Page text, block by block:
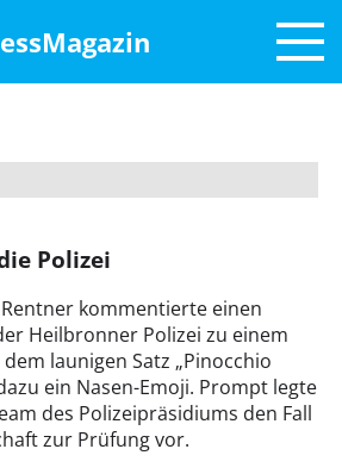
Polizei
Rentner kommentierte einen
Heilbronner Polizei zu einem
launigen Satz „Pinocchio
ein Nasen-Emoji. Prompt legte
des Polizeipräsidiums den Fall
zur Prüfung vor.